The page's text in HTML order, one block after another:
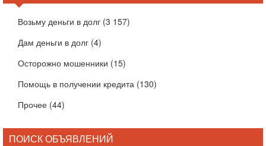
Возьму деньги в долг (3 157)
Дам деньги в долг (4)
Осторожно мошенники (15)
Помощь в получении кредита (130)
Прочее (44)
ПОИСК ОБЪЯВЛЕНИЙ